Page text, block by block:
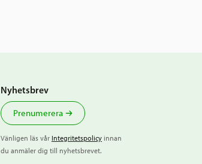
Nyhetsbrev
Prenumerera
Vänligen läs vår Integritetspolicyinnan
du anmäler dig till nyhetsbrevet.